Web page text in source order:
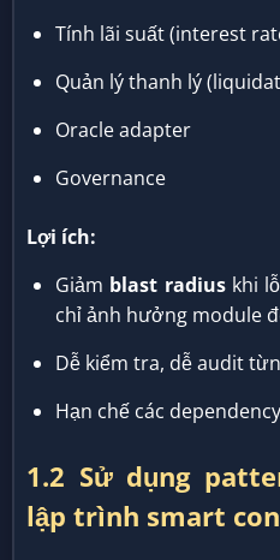
Tính lãi suất (interest
Quản lý thanh lý
Oracle adapter
Governance
Lợi ích:
Giảm blast radiuskhi
chỉ ảnh hưởng module
Dễ kiểm tra, dễ audit
Hạn chế các
1.2 Sử dụng
lập trình smart